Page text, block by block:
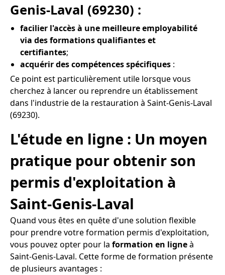
Genis-Laval (69230) :
facilier l'accès à une meilleure employabilité
via des formations qualifiantes et
certifiantes;
acquérir des compétences spécifiques :
Ce point est particulièrement utile lorsque vous
cherchez à lancer ou reprendre un établissement
dans l'industrie de la restauration à Saint-Genis-Laval
(69230).
L'étude en ligne : Un moyen
pratique pour obtenir son
permis d'exploitation à
Saint-Genis-Laval
Quand vous êtes en quête d'une solution flexible
pour prendre votre formation permis d'exploitation,
vous pouvez opter pour la formation en ligneà
Saint-Genis-Laval. Cette forme de formation présente
de plusieurs avantages :